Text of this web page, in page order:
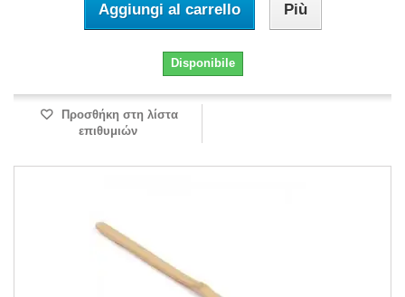
Aggiungi al carrello Più
Disponibile
Προσθήκη στη λίστα
επιθυμιών